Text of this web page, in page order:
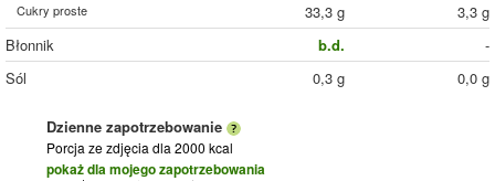
Cukry proste 33,3 g
3,3 g
Błonnik
b.d.
-
Sól
0,3 g 0,0 g
Dzienne zapotrzebowanie
Porcja ze zdjęcia dla 2000 kcal
pokaż dla mojego zapotrzebowania